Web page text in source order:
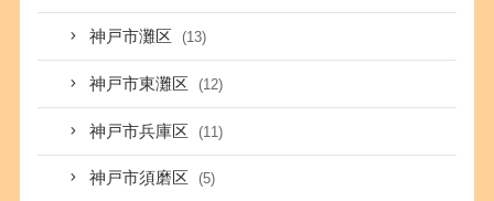
神戸市灘区 (13)
神戸市東灘区 (12)
神戸市兵庫区 (11)
神戸市須磨区 (5)